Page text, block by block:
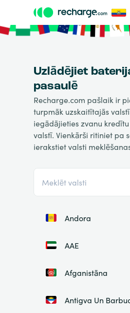
Uzlādējiet
pasaulē
Recharge.com pašlaik ir
turpmāk uzskaitītajās
iegādājieties zvanu
valstī. Vienkārši ritiniet pa
ierakstiet valsti
Andora
AAE
Afganistāna
Antigva Un